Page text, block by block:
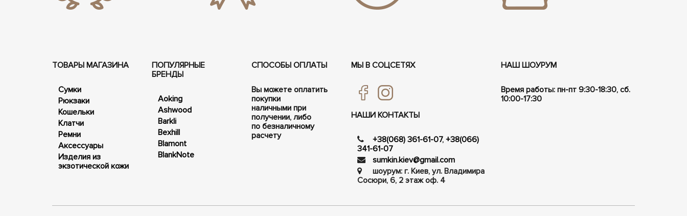
ТОВАРЫ МАГАЗИНА
Сумки
Рюкзаки
Кошельки
Клатчи
Ремни
Аксессуары
Изделия из
экзотической кожи
ПОПУЛЯРНЫЕ
БРЕНДЫ
Aoking
Ashwood
Barkli
Bexhill
Blamont
BlankNote
СПОСОБЫ ОПЛАТЫ
Вы можете оплатить
покупки
наличными при
получении, либо
по безналичному
расчету
МЫ В СОЦСЕТЯХ
НАШИ КОНТАКТЫ
+38(068) 361-61-07, +38(066)
341-61-07
sumkin.kiev@gmail.com
шоурум: г. Киев, ул. Владимира
Сосюри, ​​6, 2 этаж оф. 4
НАШ ШОУРУМ
Время работы: пн-пт 9:30-18:30, сб.
10:00-17:30